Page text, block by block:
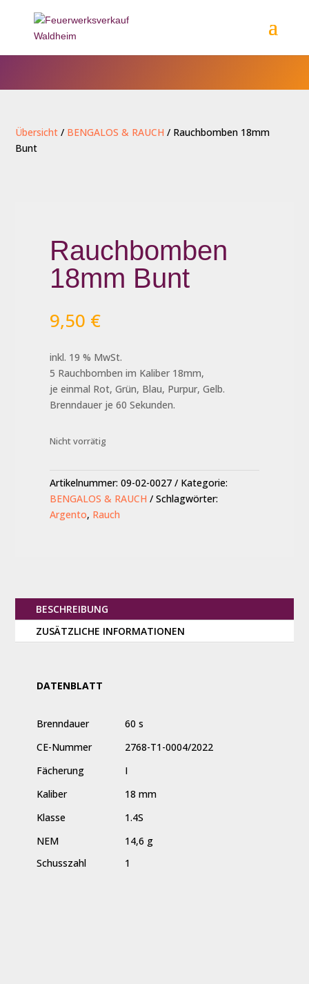
Übersicht / BENGALOS & RAUCH / Rauchbomben 18mm
Bunt
Rauchbomben
18mm Bunt
9,50 €
inkl. 19 % MwSt.
5 Rauchbomben im Kaliber 18mm,
je einmal Rot, Grün, Blau, Purpur, Gelb.
Brenndauer je 60 Sekunden.
Nicht vorrätig
Artikelnummer:09-02-0027
Kategorie:
BENGALOS & RAUCH
Schlagwörter:
Argento, Rauch
BESCHREIBUNG
ZUSÄTZLICHE INFORMATIONEN
DATENBLATT
Brenndauer
60 s
CE-Nummer
2768-T1-0004/2022
Fächerung
I
Kaliber
18 mm
Klasse
1.4S
NEM
14,6 g
Schusszahl
1